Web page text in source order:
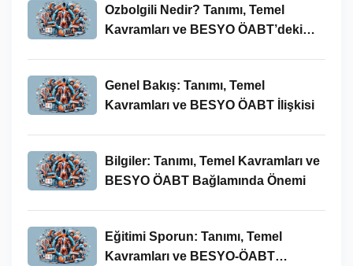
Ozbolgili Nedir? Tanımı, Temel
Kavramları ve BESYO ÖABT’deki
Genel Bakış: Tanımı, Temel
Kavramları ve BESYO ÖABT İlişkisi
Bilgiler: Tanımı, Temel Kavramları ve
BESYO ÖABT Bağlamında Önemi
Eğitimi Sporun: Tanımı, Temel
Kavramları ve BESYO-ÖABT